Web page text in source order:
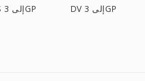
CAVS إلى 3GP DV إلى 3GP